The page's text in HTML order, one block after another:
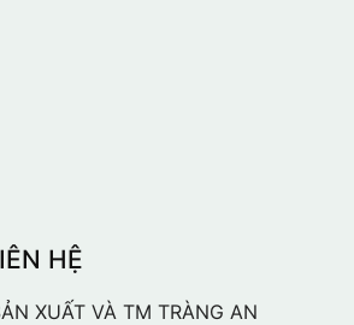
HỆ
XUẤT VÀ TM TRÀNG AN